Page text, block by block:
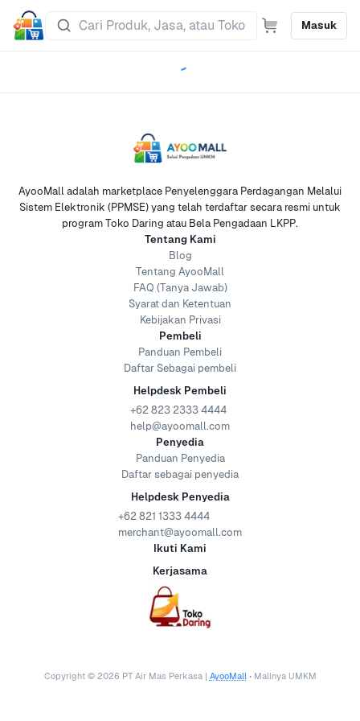
Masuk
AyooMall adalah marketplace Penyelenggara Perdagangan Melalui
Sistem Elektronik (PPMSE) yang telah terdaftar secara resmi untuk
program Toko Daring atau Bela Pengadaan LKPP.
Tentang Kami
Blog
Tentang AyooMall
FAQ (Tanya Jawab)
Syarat dan Ketentuan
Kebijakan Privasi
Pembeli
Panduan Pembeli
Daftar Sebagai pembeli
Helpdesk Pembeli
+62 823 2333 4444
help@ayoomall.com
Penyedia
Panduan Penyedia
Daftar sebagai penyedia
Helpdesk Penyedia
+62 821 1333 4444
merchant@ayoomall.com
Ikuti Kami
Kerjasama
Copyright © 2026 PT Air Mas Perkasa | AyooMall • Mallnya UMKM